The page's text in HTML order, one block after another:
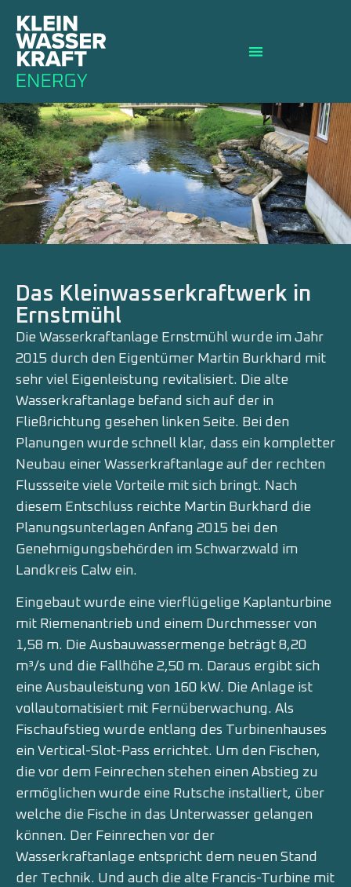
Das Kleinwasserkraftwerk in
Ernstmühl
Die Wasserkraftanlage Ernstmühl wurde im Jahr
2015 durch den Eigentümer Martin Burkhard mit
sehr viel Eigenleistung revitalisiert. Die alte
Wasserkraftanlage befand sich auf der in
Fließrichtung gesehen linken Seite. Bei den
Planungen wurde schnell klar, dass ein kompletter
Neubau einer Wasserkraftanlage auf der rechten
Flussseite viele Vorteile mit sich bringt. Nach
diesem Entschluss reichte Martin Burkhard die
Planungsunterlagen Anfang 2015 bei den
Genehmigungsbehörden im Schwarzwald im
Landkreis Calw ein.
Eingebaut wurde eine vierflügelige Kaplanturbine
mit Riemenantrieb und einem Durchmesser von
1,58 m. Die Ausbauwassermenge beträgt 8,20
m³/s und die Fallhöhe 2,50 m. Daraus ergibt sich
eine Ausbauleistung von 160 kW. Die Anlage ist
vollautomatisiert mit Fernüberwachung. Als
Fischaufstieg wurde entlang des Turbinenhauses
ein Vertical-Slot-Pass errichtet. Um den Fischen,
die vor dem Feinrechen stehen einen Abstieg zu
ermöglichen wurde eine Rutsche installiert, über
welche die Fische in das Unterwasser gelangen
können. Der Feinrechen vor der
Wasserkraftanlage entspricht dem neuen Stand
der Technik. Und auch die alte Francis-Turbine mit